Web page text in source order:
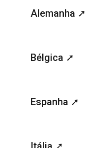
Alemanha ➚
Bélgica ➚
Espanha ➚